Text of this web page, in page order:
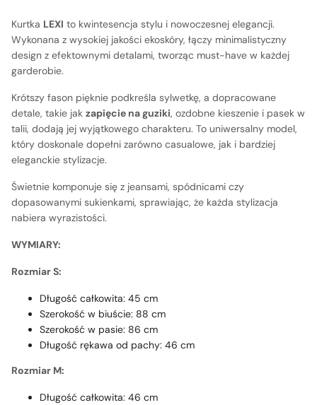
Kurtka LEXI to kwintesencja stylu i nowoczesnej elegancji.
Wykonana z wysokiej jakości ekoskóry, łączy minimalistyczny
design z efektownymi detalami, tworząc must-have w każdej
garderobie.
Krótszy fason pięknie podkreśla sylwetkę, a dopracowane
detale, takie jak zapięcie na guziki, ozdobne kieszenie i pasek w
talii, dodają jej wyjątkowego charakteru. To uniwersalny model,
który doskonale dopełni zarówno casualowe, jak i bardziej
eleganckie stylizacje.
Świetnie komponuje się z jeansami, spódnicami czy
dopasowanymi sukienkami, sprawiając, że każda stylizacja
nabiera wyrazistości.
WYMIARY:
RozmiarS:
Długość całkowita: 45 cm
Szerokość w biuście: 88 cm
Szerokość w pasie: 86 cm
Długość rękawa od pachy: 46 cm
Rozmiar M:
Długość całkowita: 46 cm